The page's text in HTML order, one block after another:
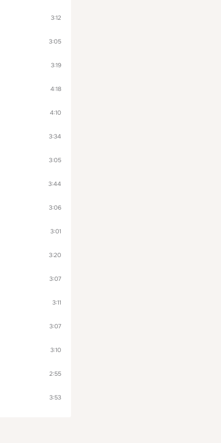
3:12
3:05
3:19
4:18
4:10
3:34
3:05
3:44
3:06
3:01
3:20
3:07
3:11
3:07
3:10
2:55
3:53